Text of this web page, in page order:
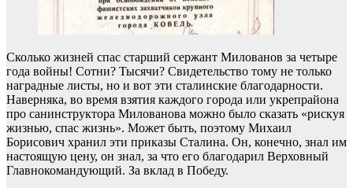
Сколько жизней спас старший сержант Милованов за четыре
года войны! Сотни? Тысячи? Свидетельство тому не только
наградные листы, но и вот эти сталинские благодарности.
Наверняка, во время взятия каждого города или укрепрайона
про санинструктора Милованова можно было сказать «рискуя
жизнью, спас жизнь». Может быть, поэтому Михаил
Борисович хранил эти приказы Сталина. Он, конечно, знал им
настоящую цену, он знал, за что его благодарил Верховный
Главнокомандующий. За вклад в Победу.